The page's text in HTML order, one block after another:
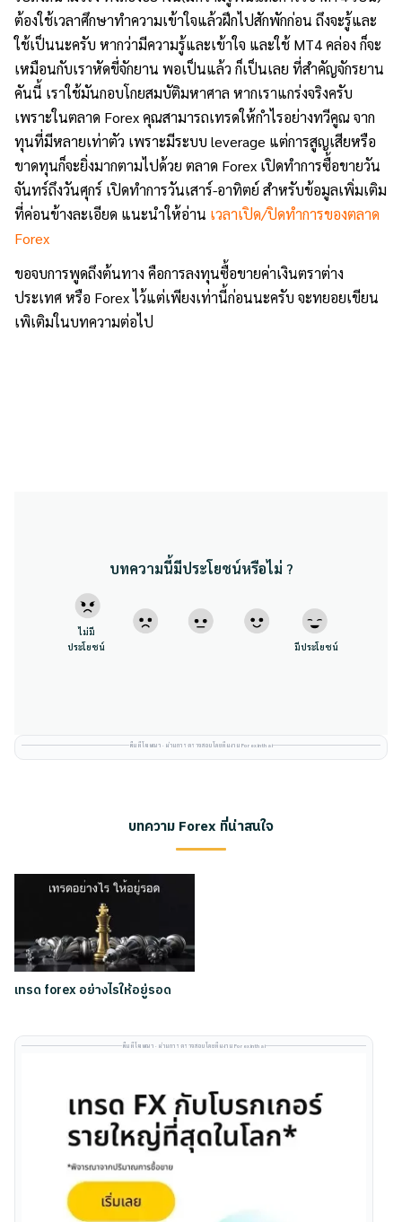
ต้องใช้เวลาศึกษาทำความเข้าใจแล้วฝึกไปสักพักก่อน ถึงจะรู้และ
ใช้เป็นนะครับ หากว่ามีความรู้และเข้าใจ และใช้ MT4 คล่อง ก็จะ
เหมือนกับเราหัดขี่จักยาน พอเป็นแล้ว ก็เป็นเลย ที่สำคัญจักรยาน
คันนี้ เราใช้มันกอบโกยสมบัติมหาศาล หากเราแกร่งจริงครับ
เพราะในตลาด Forex คุณสามารถเทรดให้กำไรอย่างทวีคูณ จาก
ทุนที่มีหลายเท่าตัว เพราะมีระบบ leverage แต่การสูญเสียหรือ
ขาดทุนก็จะยิ่งมากตามไปด้วย ตลาด Forex เปิดทำการซื้อขายวัน
จันทร์ถึงวันศุกร์ เปิดทำการวันเสาร์-อาทิตย์ สำหรับข้อมูลเพิ่มเติม
ที่ค่อนข้างละเอียด แนะนำให้อ่าน เวลาเปิด/ปิดทำการของตลาด
Forex
ขอจบการพูดถึงต้นทาง คือการลงทุนซื้อขายค่าเงินตราต่าง
ประเทศ หรือ Forex ไว้แต่เพียงเท่านี้ก่อนนะครับ จะทยอยเขียน
เพิเติมในบทความต่อไป
บทความนี้มีประโยชน์หรือไม่ ?
ไม่มี
ประโยชน์
มีประโยชน์
พื้นที่โฆษณา · ผ่านการตรวจสอบโดยทีมงาน Forexinthai
บทความ Forex ที่น่าสนใจ
เทรด forex อย่างไรให้อยู่รอด
พื้นที่โฆษณา · ผ่านการตรวจสอบโดยทีมงาน Forexinthai